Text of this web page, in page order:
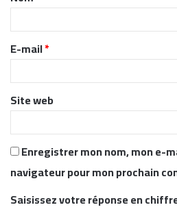
r
e
*
E-mail*
Site web
Enregistrer mon nom, mon e-
navigateur pour mon prochain
Saisissez votre réponse en